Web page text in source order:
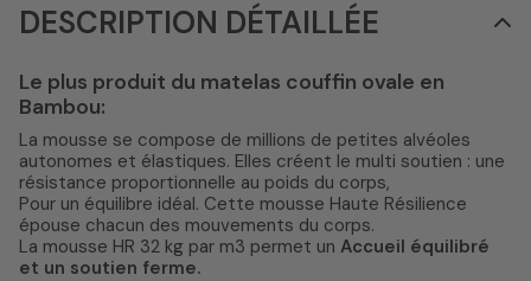
DESCRIPTION DÉTAILLÉE
Le plus produit du matelas couffin ovale en
Bambou:
La mousse se compose de millions de petites alvéoles
autonomes et élastiques. Elles créent le multi soutien : une
résistance proportionnelle au poids du corps,
Pour un équilibre idéal. Cette mousse Haute Résilience
épouse chacun des mouvements du corps.
La mousse HR 32 kg par m3 permet un Accueil équilibré
et un soutien ferme.